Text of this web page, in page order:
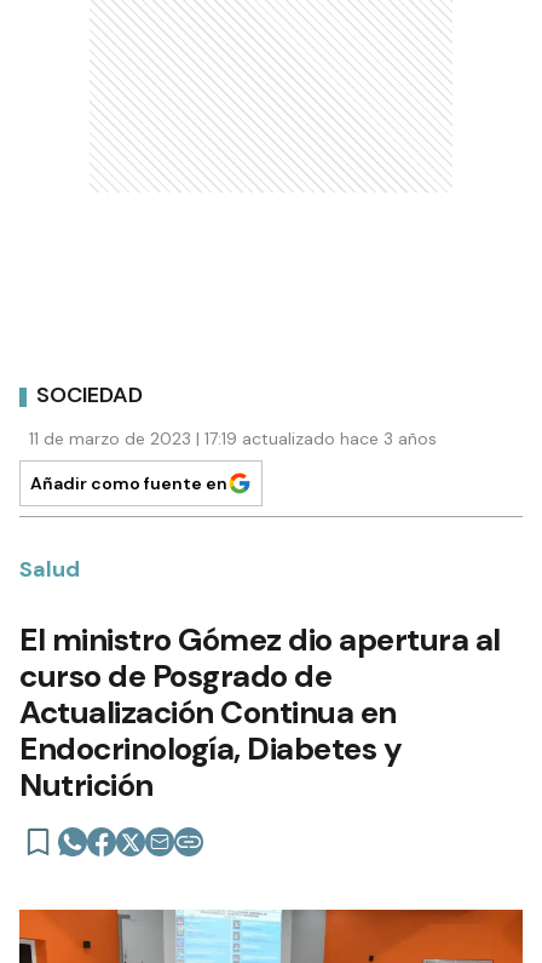
SOCIEDAD
11 de marzo de 2023 | 17:19 actualizado hace 3 años
Añadir como fuente en
Salud
El ministro Gómez dio apertura al
curso de Posgrado de
Actualización Continua en
Endocrinología, Diabetes y
Nutrición